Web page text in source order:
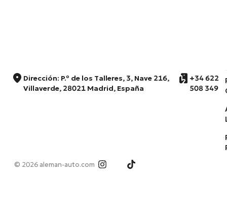
Dirección: P.º de los Talleres, 3, Nave 216,
Villaverde, 28021 Madrid, España
+34 622
508 349
© 2026 aleman-auto.com